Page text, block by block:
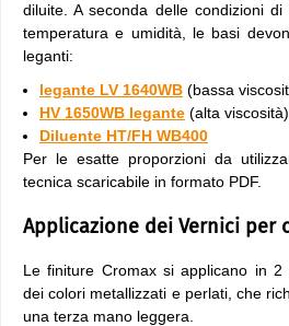
diluite. A seconda delle condizioni
temperatura e umidità, le basi
leganti:
legante LV 1640WB (bassa
HV 1650WB legante (alta viscosità)
Diluente HT/FH WB400
Per le esatte proporzioni da
tecnica scaricabile in formato PDF.
Applicazione dei Vernici per
Le finiture Cromax si applicano in 2
dei colori metallizzati e perlati, che
una terza mano leggera.